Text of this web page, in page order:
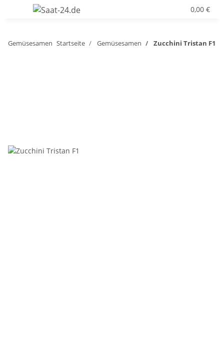
0,00 €
Gemüsesamen Startseite Gemüsesamen Zucchini Tristan F1